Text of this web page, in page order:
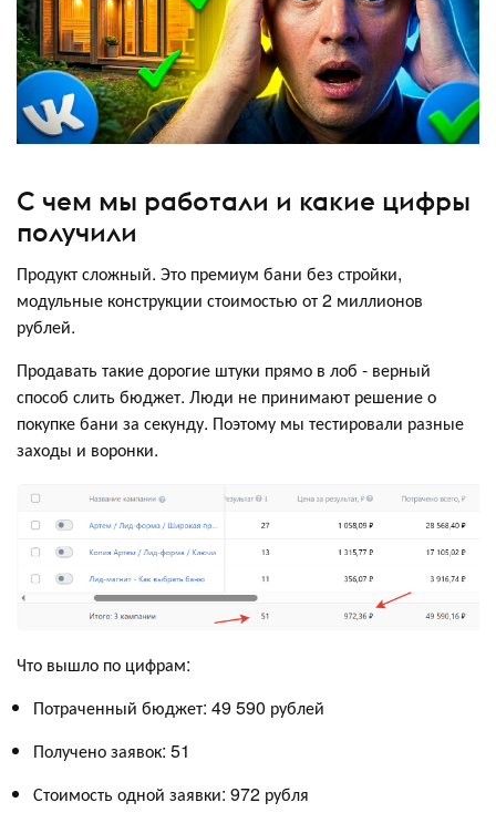
С чем мы работали и какие цифры
получили
Продукт сложный. Это премиум бани без стройки,
модульные конструкции стоимостью от 2 миллионов
рублей.
Продавать такие дорогие штуки прямо в лоб - верный
способ слить бюджет. Люди не принимают решение о
покупке бани за секунду. Поэтому мы тестировали разные
заходы и воронки.
Что вышло по цифрам:
Потраченный бюджет: 49 590 рублей
Получено заявок: 51
Стоимость одной заявки: 972 рубля